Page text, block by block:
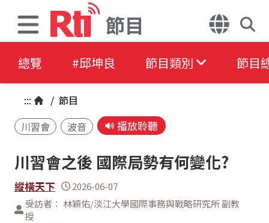
節目
總覽 #邱坤良 節目類別 節目
::: / 節目
川習會
波音 播放聆聽
川習會之後 國際局勢有何變化?
縱橫天下
2026-06-07
受訪者： 林穎佑/淡江大學國際事務與戰略研究所 副教
授